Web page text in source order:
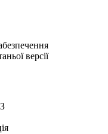
версії